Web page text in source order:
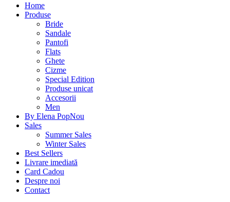
Home
Produse
Bride
Sandale
Pantofi
Flats
Ghete
Cizme
Special Edition
Produse unicat
Accesorii
Men
By Elena PopNou
Sales
Summer Sales
Winter Sales
Best Sellers
Livrare imediată
Card Cadou
Despre noi
Contact